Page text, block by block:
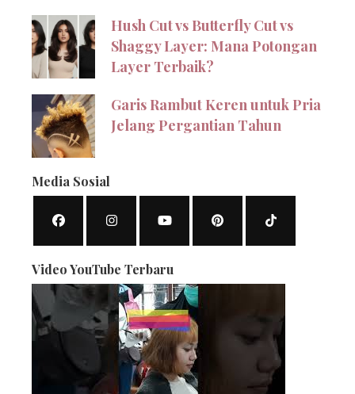
Hush Cut vs Butterfly Cut vs
Shaggy Layer: Mana Potongan
Layer Terbaik?
Garis Rambut Keren untuk Pria
Jelang Pergantian Tahun
Media Sosial
Video YouTube Terbaru